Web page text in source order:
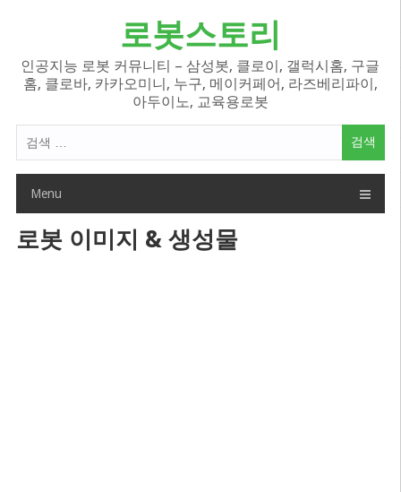
로봇스토리
인공지능 로봇 커뮤니티 – 삼성봇, 클로이, 갤럭시홈, 구글
홈, 클로바, 카카오미니, 누구, 메이커페어, 라즈베리파이,
아두이노, 교육용로봇
색
Menu
로봇 이미지 & 생성물